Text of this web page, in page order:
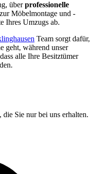
überprofessionelle
Möbelmontage und -
Ihres Umzugs ab.
Team sorgt dafür,
geht, während unser
alle Ihre Besitztümer
Sie nur bei uns erhalten.